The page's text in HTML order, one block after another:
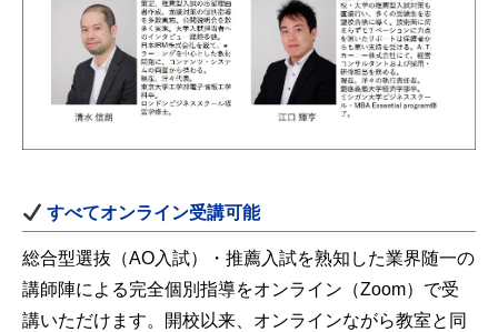
すべてオンライン受講可能
総合型選抜（AO入試）・推薦入試を熟知した業界随一の
講師陣による完全個別指導をオンライン（Zoom）で受
講いただけます。開校以来、オンラインながら教室と同